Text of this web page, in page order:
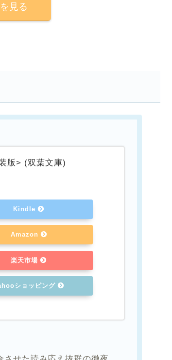
見る
版> (双葉文庫)
Kindle
Amazon
楽天市場
ショッピング